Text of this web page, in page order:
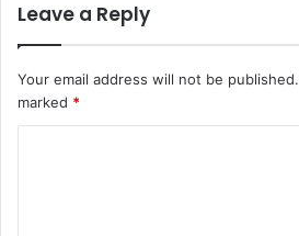
Leave a Reply
Your email address will not be published.
marked *